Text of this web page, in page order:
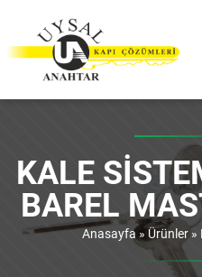
KALE
BAREL
Anasayfa»Ürünler»